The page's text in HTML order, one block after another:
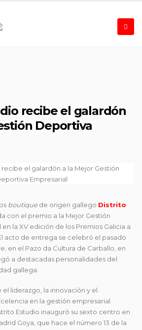
recibe el galardón
Deportiva
boutiquede origen gallego Distrito
con el premio a la Mejor Gestión
la XV edición de los Premios Galicia a
acto de entrega se celebró el pasado
en el Pazo da Cultura de Carballo, en
a destacadas personalidades del
gallega.
liderazgo, la innovación y el
en la gestión empresarial
Estudio inauguró su sexto centro en
Goya, que hace el número 13 de la